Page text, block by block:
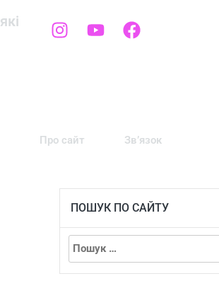
Про сайт Зв’язок
ПОШУК ПО САЙТУ